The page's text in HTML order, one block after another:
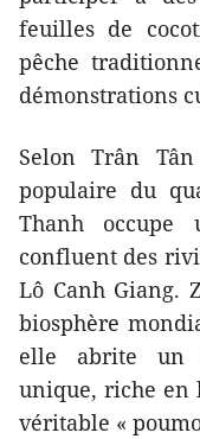
feuilles de
pêche
démonstrations
Selon Trân
populaire du
Thanh occupe
confluent des
Lô Canh Giang.
biosphère
elle abrite un
unique, riche en
véritable «